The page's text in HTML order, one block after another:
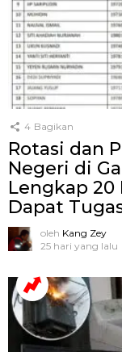
4 Bagikan
Rotasi dan
Negeri di
Lengkap 20
Dapat
oleh Kang Zey
25 hari yang lalu